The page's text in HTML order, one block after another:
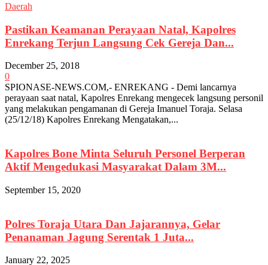
Daerah
Pastikan Keamanan Perayaan Natal, Kapolres
Enrekang Terjun Langsung Cek Gereja Dan...
December 25, 2018
0
SPIONASE-NEWS.COM,- ENREKANG - Demi lancarnya
perayaan saat natal, Kapolres Enrekang mengecek langsung personil
yang melakukan pengamanan di Gereja Imanuel Toraja. Selasa
(25/12/18) Kapolres Enrekang Mengatakan,...
Kapolres Bone Minta Seluruh Personel Berperan
Aktif Mengedukasi Masyarakat Dalam 3M...
September 15, 2020
Polres Toraja Utara Dan Jajarannya, Gelar
Penanaman Jagung Serentak 1 Juta...
January 22, 2025